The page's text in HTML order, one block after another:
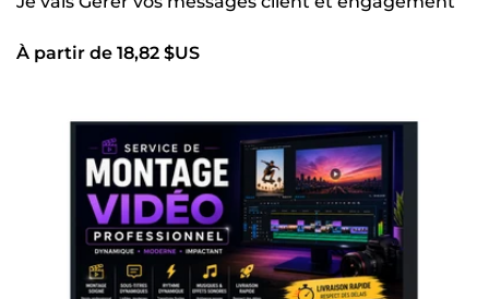
À partir de 18,82 $US